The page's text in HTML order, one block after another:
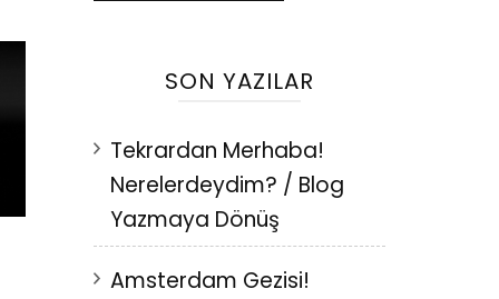
SON YAZILAR
Tekrardan Merhaba!
Nerelerdeydim? / Blog
Yazmaya Dönüş
Amsterdam Gezisi!